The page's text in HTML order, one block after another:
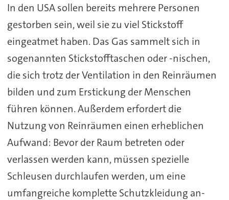
In den USA sollen bereits mehrere Personen
gestorben sein, weil sie zu viel Stickstoff
eingeatmet haben. Das Gas sammelt sich in
sogenannten Stickstofftaschen oder -nischen,
die sich trotz der Ventilation in den Reinräumen
bilden und zum Erstickung der Menschen
führen können. Außerdem erfordert die
Nutzung von Reinräumen einen erheblichen
Aufwand: Bevor der Raum betreten oder
verlassen werden kann, müssen spezielle
Schleusen durchlaufen werden, um eine
umfangreiche komplette Schutzkleidung an-